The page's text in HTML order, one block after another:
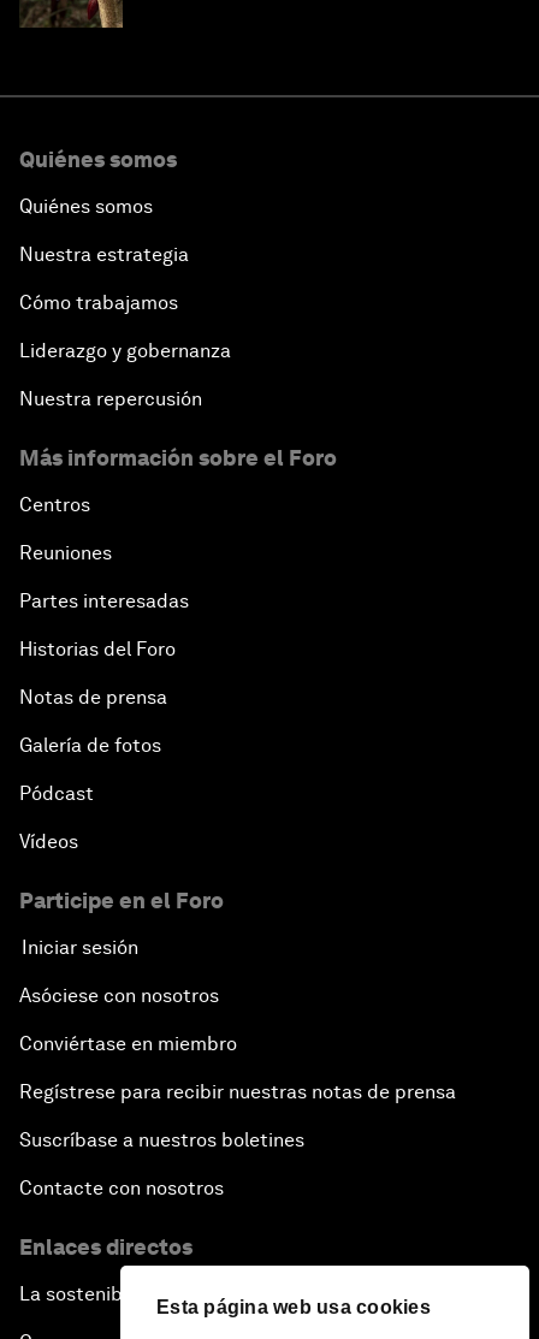
Esta página web usa cookies
Quiénes somos
Quiénes somos
Nuestra estrategia
Cómo trabajamos
Liderazgo y gobernanza
Nuestra repercusión
Más información sobre el Foro
Centros
Reuniones
Partes interesadas
Historias del Foro
Notas de prensa
Galería de fotos
Pódcast
Vídeos
Participe en el Foro
Iniciar sesión
Asóciese con nosotros
Conviértase en miembro
Regístrese para recibir nuestras notas de prensa
Suscríbase a nuestros boletines
Contacte con nosotros
Enlaces directos
La sostenibilidad en el Foro